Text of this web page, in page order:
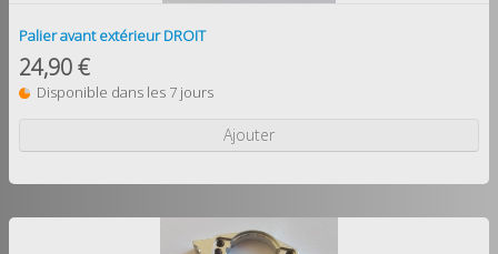
Palier avant extérieur DROIT
24,90 €
Disponible dans les 7 jours
Ajouter